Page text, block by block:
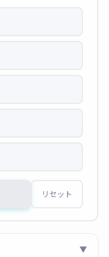
リセット
▼